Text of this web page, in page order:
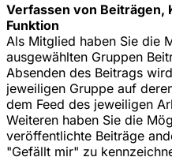
Verfassen von Beiträgen,
Funktion
Als Mitglied haben Sie die
ausgewählten Gruppen
Absenden des Beitrags
jeweiligen Gruppe auf
dem Feed des jeweiligen
Weiteren haben Sie die
veröffentlichte Beiträge
"Gefällt mir" zu